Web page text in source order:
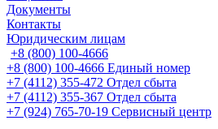
Документы
Контакты
Юридическим лицам
+8 (800) 100-4666
+8 (800) 100-4666 Единый номер
+7 (4112) 355-472 Отдел сбыта
+7 (4112) 355-367 Отдел сбыта
+7 (924) 765-70-19 Сервисный центр